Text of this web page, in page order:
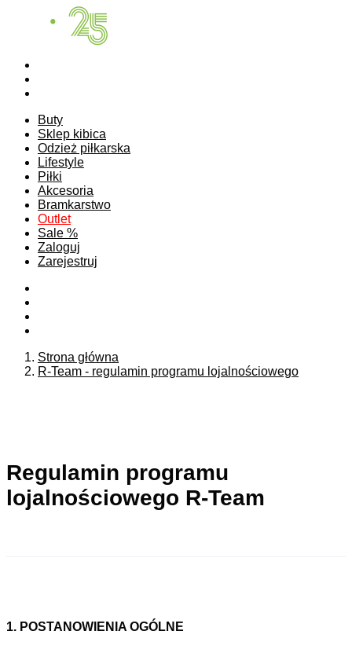
Buty
Sklep kibica
Odzież piłkarska
Lifestyle
Piłki
Akcesoria
Bramkarstwo
Outlet
Sale %
Zaloguj
Zarejestruj
Strona główna
R-Team - regulamin programu lojalnościowego
Regulamin programu
lojalnościowego R-Team
1. POSTANOWIENIA OGÓLNE